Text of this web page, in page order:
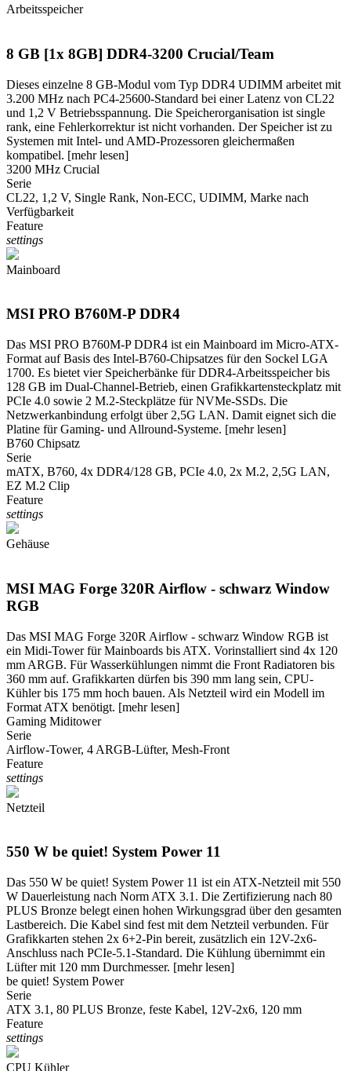
Arbeitsspeicher
8 GB [1x 8GB] DDR4-3200 Crucial/Team
Dieses einzelne 8 GB-Modul vom Typ DDR4 UDIMM arbeitet mit
3.200 MHz nach PC4-25600-Standard bei einer Latenz von CL22
und 1,2 V Betriebsspannung. Die Speicherorganisation ist single
rank, eine Fehlerkorrektur ist nicht vorhanden. Der Speicher ist zu
Systemen mit Intel- und AMD-Prozessoren gleichermaßen
kompatibel. [mehr lesen]
3200 MHz Crucial
Serie
CL22, 1,2 V, Single Rank, Non-ECC, UDIMM, Marke nach
Verfügbarkeit
Feature
settings
Mainboard
MSI PRO B760M-P DDR4
Das MSI PRO B760M-P DDR4 ist ein Mainboard im Micro-ATX-
Format auf Basis des Intel-B760-Chipsatzes für den Sockel LGA
1700. Es bietet vier Speicherbänke für DDR4-Arbeitsspeicher bis
128 GB im Dual-Channel-Betrieb, einen Grafikkartensteckplatz mit
PCIe 4.0 sowie 2 M.2-Steckplätze für NVMe-SSDs. Die
Netzwerkanbindung erfolgt über 2,5G LAN. Damit eignet sich die
Platine für Gaming- und Allround-Systeme. [mehr lesen]
B760 Chipsatz
Serie
mATX, B760, 4x DDR4/128 GB, PCIe 4.0, 2x M.2, 2,5G LAN,
EZ M.2 Clip
Feature
settings
Gehäuse
MSI MAG Forge 320R Airflow - schwarz Window
RGB
Das MSI MAG Forge 320R Airflow - schwarz Window RGB ist
ein Midi-Tower für Mainboards bis ATX. Vorinstalliert sind 4x 120
mm ARGB. Für Wasserkühlungen nimmt die Front Radiatoren bis
360 mm auf. Grafikkarten dürfen bis 390 mm lang sein, CPU-
Kühler bis 175 mm hoch bauen. Als Netzteil wird ein Modell im
Format ATX benötigt. [mehr lesen]
Gaming Miditower
Serie
Airflow-Tower, 4 ARGB-Lüfter, Mesh-Front
Feature
settings
Netzteil
550 W be quiet! System Power 11
Das 550 W be quiet! System Power 11 ist ein ATX-Netzteil mit 550
W Dauerleistung nach Norm ATX 3.1. Die Zertifizierung nach 80
PLUS Bronze belegt einen hohen Wirkungsgrad über den gesamten
Lastbereich. Die Kabel sind fest mit dem Netzteil verbunden. Für
Grafikkarten stehen 2x 6+2-Pin bereit, zusätzlich ein 12V-2x6-
Anschluss nach PCIe-5.1-Standard. Die Kühlung übernimmt ein
Lüfter mit 120 mm Durchmesser. [mehr lesen]
be quiet! System Power
Serie
ATX 3.1, 80 PLUS Bronze, feste Kabel, 12V-2x6, 120 mm
Feature
settings
CPU Kühler